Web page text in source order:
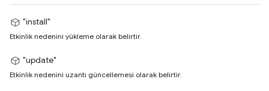
"install"
Etkinlik nedenini yükleme olarak belirtir.
"update"
Etkinlik nedenini uzantı güncellemesi olarak belirtir.